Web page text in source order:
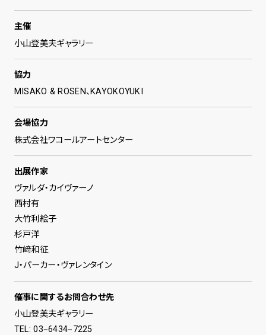
主催
小山登美夫ギャラリー
協力
MISAKO & ROSEN、KAYOKOYUKI
会場協⼒
株式会社ワコールアートセンター
出展作家
ヴァルダ・カイヴァーノ
西村有
大竹利絵子
杉戸洋
竹﨑和征
J・パーカー・ヴァレンタイン
催事に関するお問合わせ先
小山登美夫ギャラリー
TEL: 03‒6434‒7225